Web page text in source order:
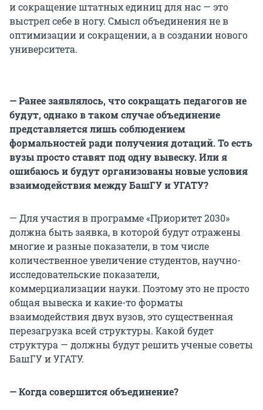
и сокращение штатных единиц для нас — это
выстрел себе в ногу. Смысл объединения не в
оптимизации и сокращении, а в создании нового
университета.
— Ранее заявлялось, что сокращать педагогов не
будут, однако в таком случае объединение
представляется лишь соблюдением
формальностей ради получения дотаций. То есть
вузы просто ставят под одну вывеску. Или я
ошибаюсь и будут организованы новые условия
взаимодействия между БашГУ и УГАТУ?
— Для участия в программе «Приоритет 2030»
должна быть заявка, в которой будут отражены
многие и разные показатели, в том числе
количественное увеличение студентов, научно-
исследовательские показатели,
коммерциализации науки. Поэтому это не просто
общая вывеска и какие-то форматы
взаимодействия двух вузов, это существенная
перезагрузка всей структуры. Какой будет
структура — должны будут решить ученые советы
БашГУ и УГАТУ.
— Когда совершится объединение?